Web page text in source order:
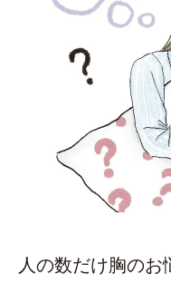
人の数だけ胸の